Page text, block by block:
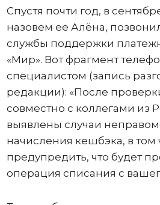
Спустя почти год, в
назовем ее Алёна,
службы поддержки
«Мир». Вот фрагмент
специалистом (запись
редакции): «После
совместно с коллегами из
выявлены случаи
начисления кешбэка, в том
предупредить, что будет
операция списания с